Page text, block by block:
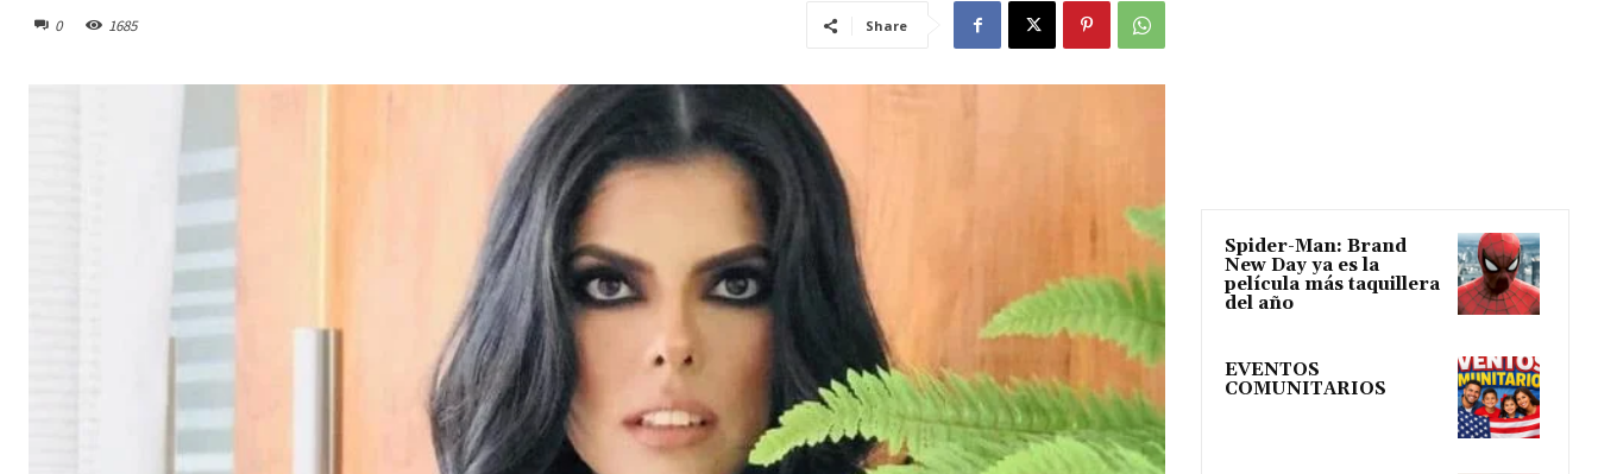
0 1685 Share
Spider-Man: Brand
New Day ya es la
película más taquillera
del año
EVENTOS
COMUNITARIOS